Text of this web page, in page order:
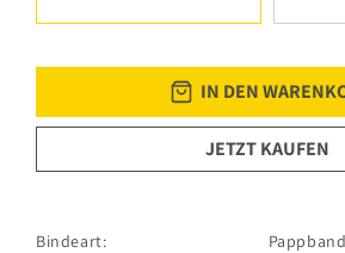
IN DEN
JETZT KAUFEN
Bindeart: Pappband